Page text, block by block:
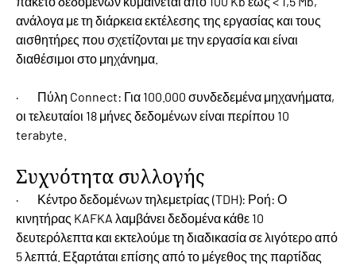
ανάλογα με τη διάρκεια εκτέλεσης της εργασίας και τους
αισθητήρες που σχετίζονται με την εργασία και είναι
διαθέσιμοι στο μηχάνημα.
· Πύλη Connect: Για 100.000 συνδεδεμένα μηχανήματα,
οι τελευταίοι 18 μήνες δεδομένων είναι περίπου 10
terabyte.
Συχνότητα συλλογής
· Κέντρο δεδομένων τηλεμετρίας (TDH): Ροή: Ο
κινητήρας KAFKA λαμβάνει δεδομένα κάθε 10
δευτερόλεπτα και εκτελούμε τη διαδικασία σε λιγότερο από
5 λεπτά. Εξαρτάται επίσης από το μέγεθος της παρτίδας